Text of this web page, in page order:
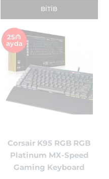
BITIB
25₼
ayda
Corsair K95 RGB RGB
Platinum MX-Speed
Gaming Keyboard